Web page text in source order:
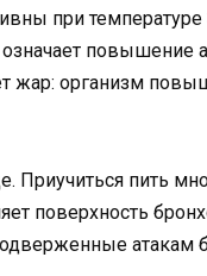
при
повышение
жар: организм
Приучиться пить
поверхность
атакам